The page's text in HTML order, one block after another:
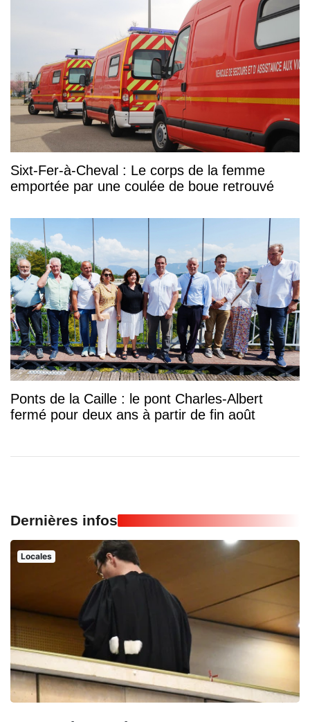
Sixt-Fer-à-Cheval : Le corps de la femme
emportée par une coulée de boue retrouvé
Ponts de la Caille : le pont Charles-Albert
fermé pour deux ans à partir de fin août
Dernières infos
Locales